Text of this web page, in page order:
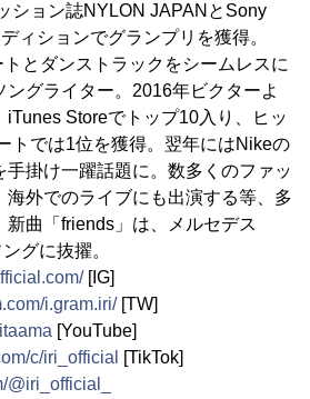
ション誌NYLON JAPANとSony
ィションでグランプリを獲得。
とダンストラックをシームレスに
グライター。2016年ビクターよ
iTunes Storeでトップ10入り、ヒッ
トでは1位を獲得。翌年にはNikeの
手掛け一躍話題に。数多くのファッ
海外でのライブにも出演する等、多
曲「friends」は、メルセデス
グに抜擢。
[IG]
i.gram.iri/[TW]
[YouTube]
c/iri_official
[TikTok]